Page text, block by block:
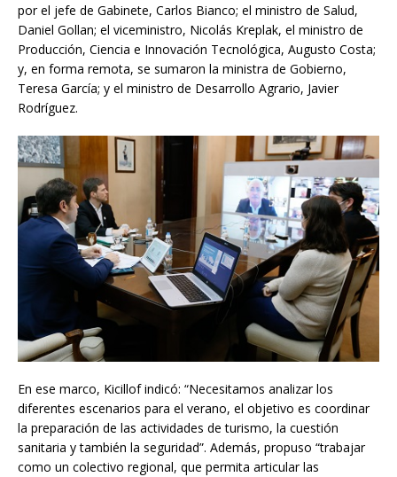
por el jefe de Gabinete, Carlos Bianco; el ministro de Salud,
Daniel Gollan; el viceministro, Nicolás Kreplak, el ministro de
Producción, Ciencia e Innovación Tecnológica, Augusto Costa;
y, en forma remota, se sumaron la ministra de Gobierno,
Teresa García; y el ministro de Desarrollo Agrario, Javier
Rodríguez.
En ese marco, Kicillof indicó: “Necesitamos analizar los
diferentes escenarios para el verano, el objetivo es coordinar
la preparación de las actividades de turismo, la cuestión
sanitaria y también la seguridad”. Además, propuso “trabajar
como un colectivo regional, que permita articular las